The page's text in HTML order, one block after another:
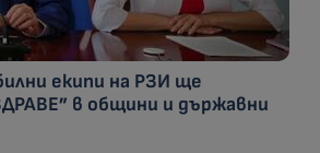
екипи на РЗИ ще
в общини и държавни